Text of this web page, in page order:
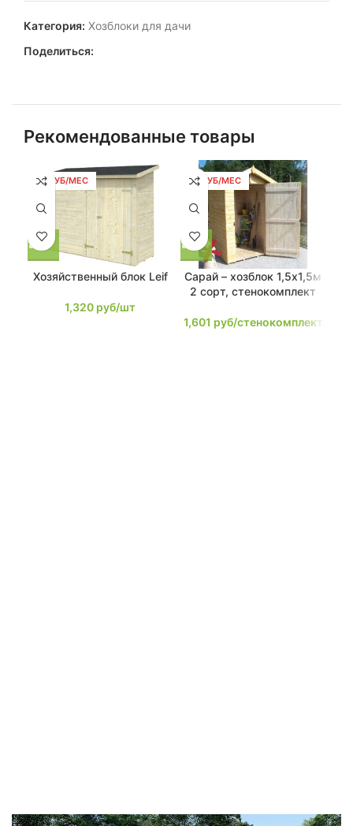
Категория: Хозблоки для дачи
Поделиться:
Рекомендованные товары
25 РУБ/МЕС
Хозяйственный блок Leif
1,320 руб/шт
30 РУБ/МЕС
Сарай – хозблок 1,5х1,5м
2 сорт, стенокомплект
1,601 руб/стенокомплект